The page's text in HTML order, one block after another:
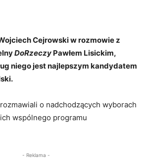
Cejrowski w rozmowie z
DoRzeczy Pawłem Lisickim,
niego jest najlepszym kandydatem
o nadchodzących wyborach
wspólnego programu
- Reklama -